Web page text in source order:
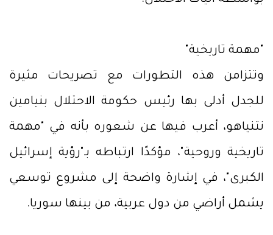
"مهمة تاريخية"
وتتزامن هذه التطورات مع تصريحات مثيرة
للجدل أدلى بها رئيس حكومة الاحتلال بنيامين
نتنياهو، أعرب فيها عن شعوره بأنه في "مهمة
تاريخية وروحية"، مؤكدًا ارتباطه بـ"رؤية إسرائيل
الكبرى"، في إشارة واضحة إلى مشروع توسعي
يشمل أراضي من دول عربية، من بينها سوريا.